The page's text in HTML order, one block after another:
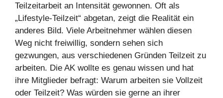
Teilzeitarbeit an Intensität gewonnen. Oft als
„Lifestyle-Teilzeit“ abgetan, zeigt die Realität ein
anderes Bild. Viele Arbeitnehmer wählen diesen
Weg nicht freiwillig, sondern sehen sich
gezwungen, aus verschiedenen Gründen Teilzeit zu
arbeiten. Die AK wollte es genau wissen und hat
ihre Mitglieder befragt: Warum arbeiten sie Vollzeit
oder Teilzeit? Was würden sie gerne an ihrer